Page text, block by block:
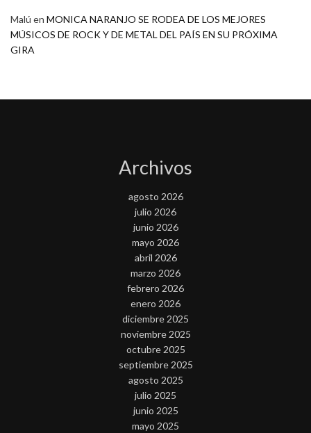
Malú en MONICA NARANJO SE RODEA DE LOS MEJORES
MÚSICOS DE ROCK Y DE METAL DEL PAÍS EN SU PRÓXIMA
GIRA
Archivos
agosto 2026
julio 2026
junio 2026
mayo 2026
abril 2026
marzo 2026
febrero 2026
enero 2026
diciembre 2025
noviembre 2025
octubre 2025
septiembre 2025
agosto 2025
julio 2025
junio 2025
mayo 2025